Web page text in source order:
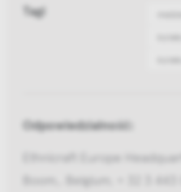
Tagi
Odpowiedzialność:
Ethnicraft Europe
Boom,, Belgium, + 32 3